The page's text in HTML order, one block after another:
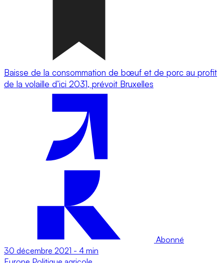
Baisse de la consommation de bœuf et de porc au profit
de la volaille d’ici 2031, prévoit Bruxelles
Abonné
30 décembre 2021 - 4 min